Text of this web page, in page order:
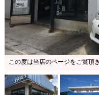
この度は当店のページをご覧頂